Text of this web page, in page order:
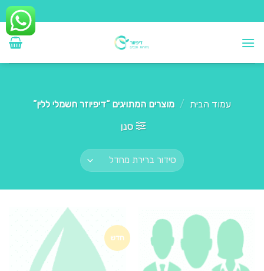
to
content
עמוד הבית / מוצרים המתויגים “דיפיוזר חשמלי ללין”
סנן
חדש